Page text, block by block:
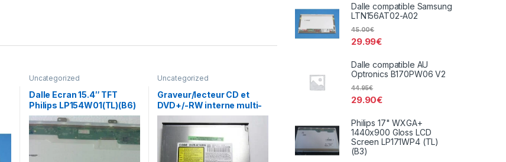
Uncategorized
Dalle Ecran 15.4″ TFT
Philips LP154W01(TL)(B6​)
Uncategorized
Graveur/lecteur CD et
DVD+/-RW interne multi-
recorder portable DVR-
K16RS
Dalle compatible Samsung
LTN156AT02-A02
29.99€
45.00€
Dalle compatible AU
Optronics B170PW06 V2
29.90€
44.95€
Philips 17" WXGA+
1440x900 Gloss LCD
Screen LP171WP4 (TL)
(B3)